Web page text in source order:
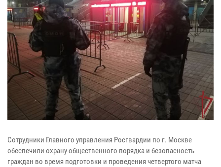
Сотрудники Главного управления Росгвардии по г. Москве
обеспечили охрану общественного порядка и безопасность
граждан во время подготовки и проведения четвертого матча